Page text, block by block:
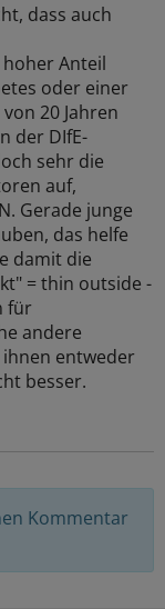
dass auch
Anteil
oder einer
20 Jahren
der DIfE-
sehr die
auf,
Gerade junge
das helfe
damit die
= thin outside -
für
andere
entweder
besser.
Kommentar